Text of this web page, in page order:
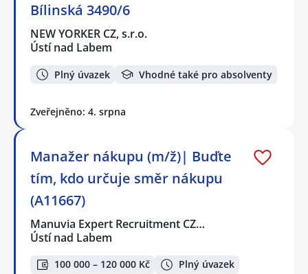
Bílinská 3490/6
NEW YORKER CZ, s.r.o.
Ústí nad Labem
Plný úvazek Vhodné také pro absolventy
Zveřejněno: 4. srpna
Manažer nákupu (m/ž)| Buďte
tím, kdo určuje směr nákupu
(A11667)
Manuvia Expert Recruitment CZ…
Ústí nad Labem
100 000 – 120 000 Kč Plný úvazek